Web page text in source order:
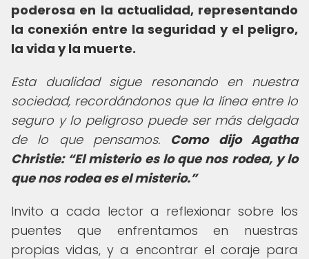
poderosa en la actualidad, representando
la conexión entre la seguridad y el peligro,
la vida y la muerte.
Esta dualidad sigue resonando en nuestra
sociedad, recordándonos que la línea entre lo
seguro y lo peligroso puede ser más delgada
de lo que pensamos. Como dijo Agatha
Christie: El misterio es lo que nos rodea, y lo
que nos rodea es el misterio.
Invito a cada lector a reflexionar sobre los
puentes que enfrentamos en nuestras
propias vidas, y a encontrar el coraje para